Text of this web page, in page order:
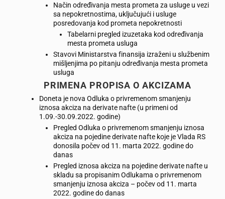
Način određivanja mesta prometa za usluge u vezi
sa nepokretnostima, uključujući i usluge
posredovanja kod prometa nepokretnosti
Tabelarni pregled izuzetaka kod određivanja
mesta prometa usluga
Stavovi Ministarstva finansija izraženi u službenim
mišljenjima po pitanju određivanja mesta prometa
usluga
PRIMENA PROPISA O AKCIZAMA
Doneta je nova Odluka o privremenom smanjenju
iznosa akciza na derivate nafte (u primeni od
1.09.-30.09.2022. godine)
Pregled Odluka o privremenom smanjenju iznosa
akciza na pojedine derivate nafte koje je Vlada RS
donosila počev od 11. marta 2022. godine do
danas
Pregled iznosa akciza na pojedine derivate nafte u
skladu sa propisanim Odlukama o privremenom
smanjenju iznosa akciza – počev od 11. marta
2022. godine do danas